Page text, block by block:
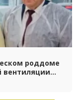
роддоме
вентиляции